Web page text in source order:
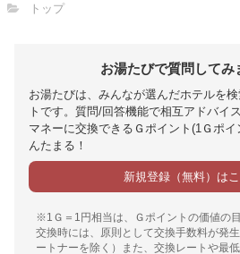
トップ
お湯たびで質問してみ
お湯たびは、みんなが選んだホテルを
トです。質問/回答機能で相互アドバイ
マネーに交換できるＧポイント(1Ｇポ
んたまる！
新規登録（無料）は
※1Ｇ＝1円相当は、Ｇポイントの価値の
交換時には、原則として交換手数料が発
ートナーを除く）また、交換レートや最